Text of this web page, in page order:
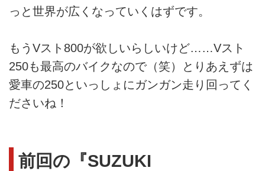
っと世界が広くなっていくはずです。
もうVスト800が欲しいらしいけど……Vスト
250も最高のバイクなので（笑）とりあえずは
愛車の250といっしょにガンガン走り回ってく
ださいね！
前回の『SUZUKI